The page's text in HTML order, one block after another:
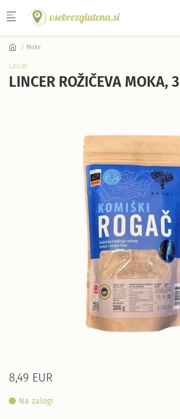
Skip to main content
Moke
Lincer
LINCER ROŽIČEVA MOKA,
8,49 EUR
Na zalogi